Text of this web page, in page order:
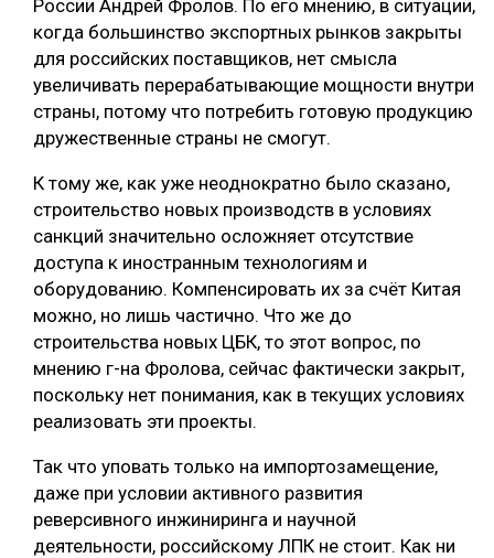
России Андрей Фролов. По его мнению, в ситуации,
когда большинство экспортных рынков закрыты
для российских поставщиков, нет смысла
увеличивать перерабатывающие мощности внутри
страны, потому что потребить готовую продукцию
дружественные страны не смогут.
К тому же, как уже неоднократно было сказано,
строительство новых производств в условиях
санкций значительно осложняет отсутствие
доступа к иностранным технологиям и
оборудованию. Компенсировать их за счёт Китая
можно, но лишь частично. Что же до
строительства новых ЦБК, то этот вопрос, по
мнению г-на Фролова, сейчас фактически закрыт,
поскольку нет понимания, как в текущих условиях
реализовать эти проекты.
Так что уповать только на импортозамещение,
даже при условии активного развития
реверсивного инжиниринга и научной
деятельности, российскому ЛПК не стоит. Как ни